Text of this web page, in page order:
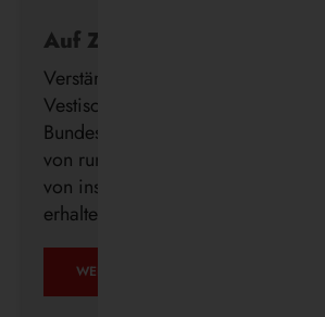
Auf Zukunftskurs
Verstärkung für die Wasserstoff-
Vestische hat den Förderbescheid
Bundesministeriums für Verkehr
von rund 3,12 Millionen Euro zur
von insgesamt 14
erhalten.
WEITERLESEN …